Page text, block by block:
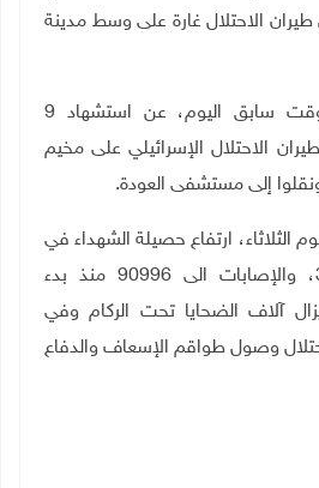
الاحتلال غارة على وسط مدينة
وكان قد أعلن، في وقت سابق اليوم، عن استشهاد 9
الاحتلال الإسرائيلي على مخيم
إلى مستشفى العودة.
الثلاثاء، ارتفاع حصيلة الشهداء في
قطاع غزة الى 39400، والإصابات الى 90996 منذ بدء
آلاف الضحايا تحت الركام وفي
وصول طواقم الإسعاف والدفاع